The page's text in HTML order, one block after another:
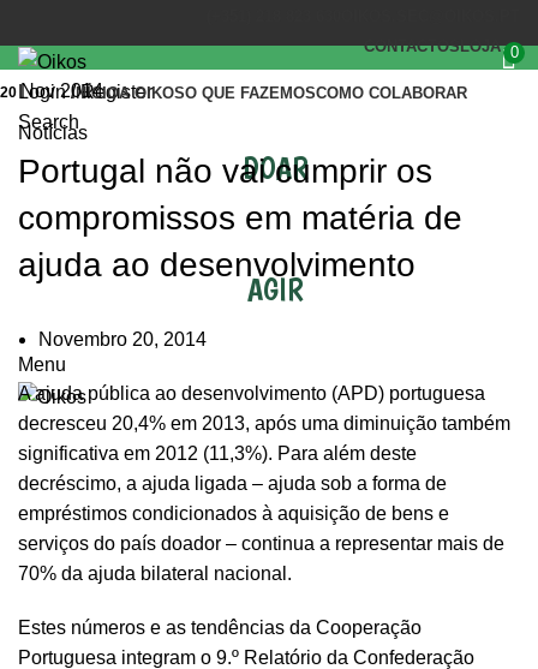
CONTACTOSLOJA 0
Login / Register
Search
INÍCIOA OIKOSO QUE FAZEMOSCOMO COLABORAR
DOAR
AGIR
Menu
Notícias
Portugal não vai cumprir os
compromissos em matéria de
ajuda ao desenvolvimento
Novembro 20, 2014
20 Nov 2014
A ajuda pública ao desenvolvimento (APD) portuguesa
decresceu 20,4% em 2013, após uma diminuição também
significativa em 2012 (11,3%). Para além deste
decréscimo, a ajuda ligada – ajuda sob a forma de
empréstimos condicionados à aquisição de bens e
serviços do país doador – continua a representar mais de
70% da ajuda bilateral nacional.
Estes números e as tendências da Cooperação
Portuguesa integram o 9.º Relatório da Confederação